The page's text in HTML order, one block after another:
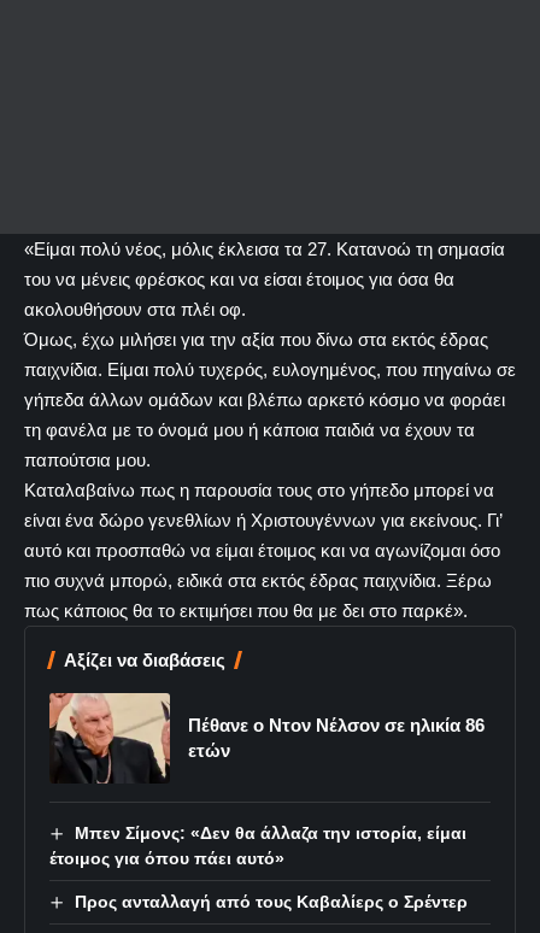
«Είμαι πολύ νέος, μόλις έκλεισα τα 27. Κατανοώ τη σημασία
του να μένεις φρέσκος και να είσαι έτοιμος για όσα θα
ακολουθήσουν στα πλέι οφ.
Όμως, έχω μιλήσει για την αξία που δίνω στα εκτός έδρας
παιχνίδια. Είμαι πολύ τυχερός, ευλογημένος, που πηγαίνω σε
γήπεδα άλλων ομάδων και βλέπω αρκετό κόσμο να φοράει
τη φανέλα με το όνομά μου ή κάποια παιδιά να έχουν τα
παπούτσια μου.
Καταλαβαίνω πως η παρουσία τους στο γήπεδο μπορεί να
είναι ένα δώρο γενεθλίων ή Χριστουγέννων για εκείνους. Γι’
αυτό και προσπαθώ να είμαι έτοιμος και να αγωνίζομαι όσο
πιο συχνά μπορώ, ειδικά στα εκτός έδρας παιχνίδια. Ξέρω
πως κάποιος θα το εκτιμήσει που θα με δει στο παρκέ».
Αξίζει να διαβάσεις
Πέθανε ο Ντον Νέλσον σε ηλικία 86
ετών
Μπεν Σίμονς: «Δεν θα άλλαζα την ιστορία, είμαι
έτοιμος για όπου πάει αυτό»
Προς ανταλλαγή από τους Καβαλίερς ο Σρέντερ